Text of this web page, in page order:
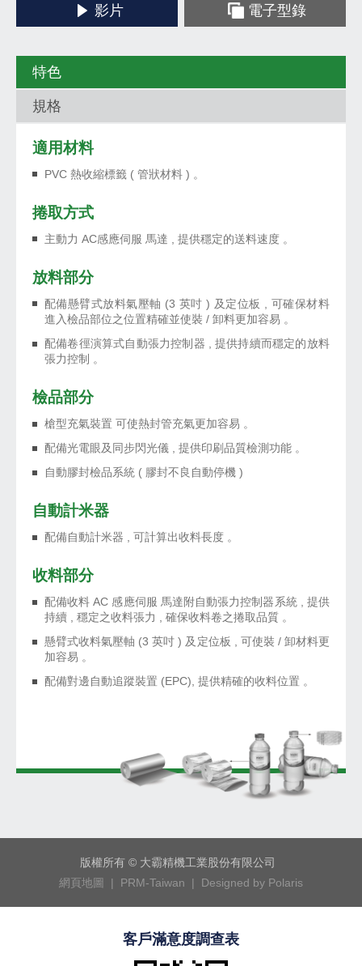
影片 電子型錄
特色
規格
適用材料
PVC 熱收縮標籤 ( 管狀材料 ) 。
捲取方式
主動力 AC感應伺服 馬達 , 提供穩定的送料速度 。
放料部分
配備懸臂式放料氣壓軸 (3 英吋 ) 及定位板 , 可確保材料
進入檢品部位之位置精確並使裝 / 卸料更加容易 。
配備卷徑演算式自動張力控制器 , 提供持續而穩定的放料
張力控制 。
檢品部分
槍型充氣裝置 可使熱封管充氣更加容易 。
配備光電眼及同步閃光儀 , 提供印刷品質檢測功能 。
自動膠封檢品系統 ( 膠封不良自動停機 )
自動計米器
配備自動計米器 , 可計算出收料長度 。
收料部分
配備收料 AC 感應伺服 馬達附自動張力控制器系統 , 提供
持續 , 穩定之收料張力 , 確保收料卷之捲取品質 。
懸臂式收料氣壓軸 (3 英吋 ) 及定位板 , 可使裝 / 卸材料更
加容易 。
配備對邊自動追蹤裝置 (EPC), 提供精確的收料位置 。
版權所有 © 大霸精機工業股份有限公司
網頁地圖 | PRM-Taiwan | Designed by Polaris
客戶滿意度調查表